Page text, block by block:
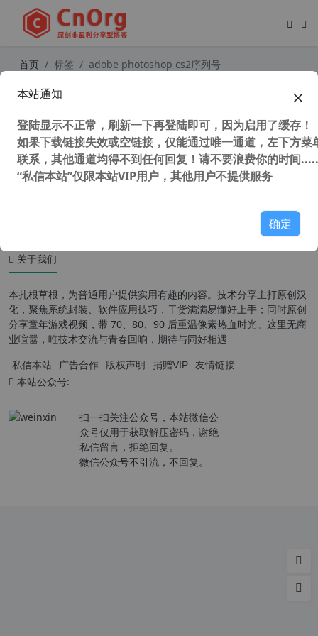
首页 标签 adobe photoshop cs2序列号
PS CS2(Adobe photoshop cs2) v9.0
关于我们
本扎根草根，为普通用户提供实用有趣的内容。技术分享主打原创汉
化，聚焦系统封装、软件应用技巧，干货满满易懂好上手；同时原创
分享童年游戏视频，带 70、80、90 后重温像素热血时光。这里无商
业喧嚣，唯技术交流与青春回响，期待与同好相遇
私信本站 广告合作 版权声明 捐赠VIP 友情链接
本站公众号:
扫一扫关注公众号，本站微信公
众号仅用于获取解压密码，谢绝
私信留言，拒绝回复。
微信公众号不引流，不回复。
本站通知
登陆显示不正常，刷新一下再登陆即可，因为启用了缓存！
如果下载链接失效或空链接，仅能通过唯一通道，左下方菜
联系，其他通道均得不到任何回复！请不要浪费你的时间
“私信本站”仅限本站VIP用户，其他用户不提供服务
确定